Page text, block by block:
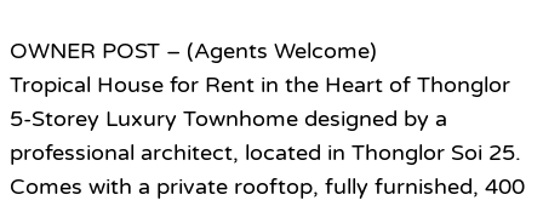
OWNER POST – (Agents Welcome)
Tropical House for Rent in the Heart of Thonglor
5-Storey Luxury Townhome designed by a
professional architect, located in Thonglor Soi 25.
Comes with a private rooftop, fully furnished, 400